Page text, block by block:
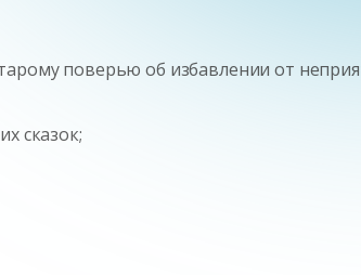
поверью об избавлении от
сказок;